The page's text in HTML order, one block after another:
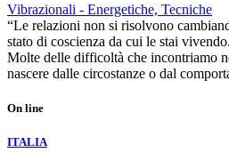
Vibrazionali - Energetiche, Tecniche
“Le relazioni non si risolvono
stato di coscienza da cui le stai
Molte delle difficoltà che incontriamo
nascere dalle circostanze o dal
On line
ITALIA